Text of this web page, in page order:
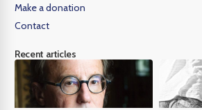
Make a donation
Contact
Recent articles